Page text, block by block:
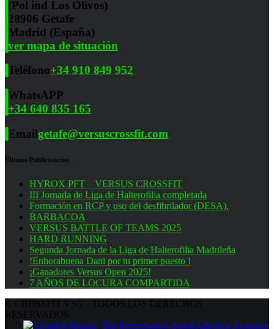
(Pol ind Los Olivos)
28906 Getafe
Madrid (España)
ver mapa de situación
Teléfono+34 910 849 952
WhatsAPP
+34 640 835 165
Emailgetafe@versuscrossfit.com
Últimas Publicaciones
HYROX PFT – VERSUS CROSSFIT
III Jornada de Liga de Halterofilia completada
Formación en RCP y uso del desfibrilador (DESA).
BARBACOA
VERSUS BATTLE OF TEAMS 2025
HARD RUNNING
Segunda Jornada de la Liga de Halterofilia Madrileña
!Enhorabuena Dani por tu primer puesto !
¡Ganadores Versus Open 2025!
7 AÑOS DE LOCURA COMPARTIDA